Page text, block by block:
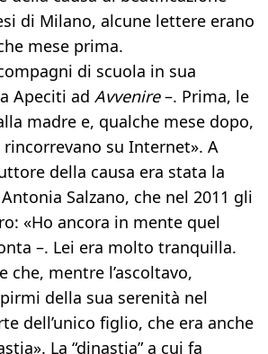
di Milano, alcune lettere erano
mese prima.
di scuola in sua
Apeciti ad Avvenire–. Prima, le
madre e, qualche mese dopo,
su Internet». A
della causa era stata la
Salzano, che nel 2011 gli
«Ho ancora in mente quel
–. Lei era molto tranquilla.
che, mentre l’ascoltavo,
della sua serenità nel
dell’unico figlio, che era anche
La “dinastia” a cui fa